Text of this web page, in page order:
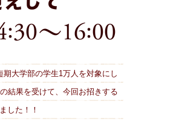
大学部の学生1万人を対象にし
結果を受けて、今回お招きする
した！！